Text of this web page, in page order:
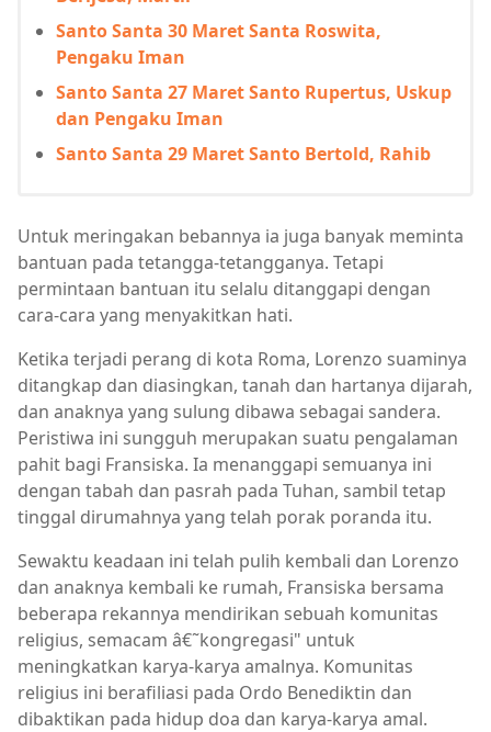
Santo Santa 30 Maret Santa Roswita,
Pengaku Iman
Santo Santa 27 Maret Santo Rupertus, Uskup
dan Pengaku Iman
Santo Santa 29 Maret Santo Bertold, Rahib
Untuk meringakan bebannya ia juga banyak meminta
bantuan pada tetangga-tetangganya. Tetapi
permintaan bantuan itu selalu ditanggapi dengan
cara-cara yang menyakitkan hati.
Ketika terjadi perang di kota Roma, Lorenzo suaminya
ditangkap dan diasingkan, tanah dan hartanya dijarah,
dan anaknya yang sulung dibawa sebagai sandera.
Peristiwa ini sungguh merupakan suatu pengalaman
pahit bagi Fransiska. Ia menanggapi semuanya ini
dengan tabah dan pasrah pada Tuhan, sambil tetap
tinggal dirumahnya yang telah porak poranda itu.
Sewaktu keadaan ini telah pulih kembali dan Lorenzo
dan anaknya kembali ke rumah, Fransiska bersama
beberapa rekannya mendirikan sebuah komunitas
religius, semacam â€˜kongregasi" untuk
meningkatkan karya-karya amalnya. Komunitas
religius ini berafiliasi pada Ordo Benediktin dan
dibaktikan pada hidup doa dan karya-karya amal.